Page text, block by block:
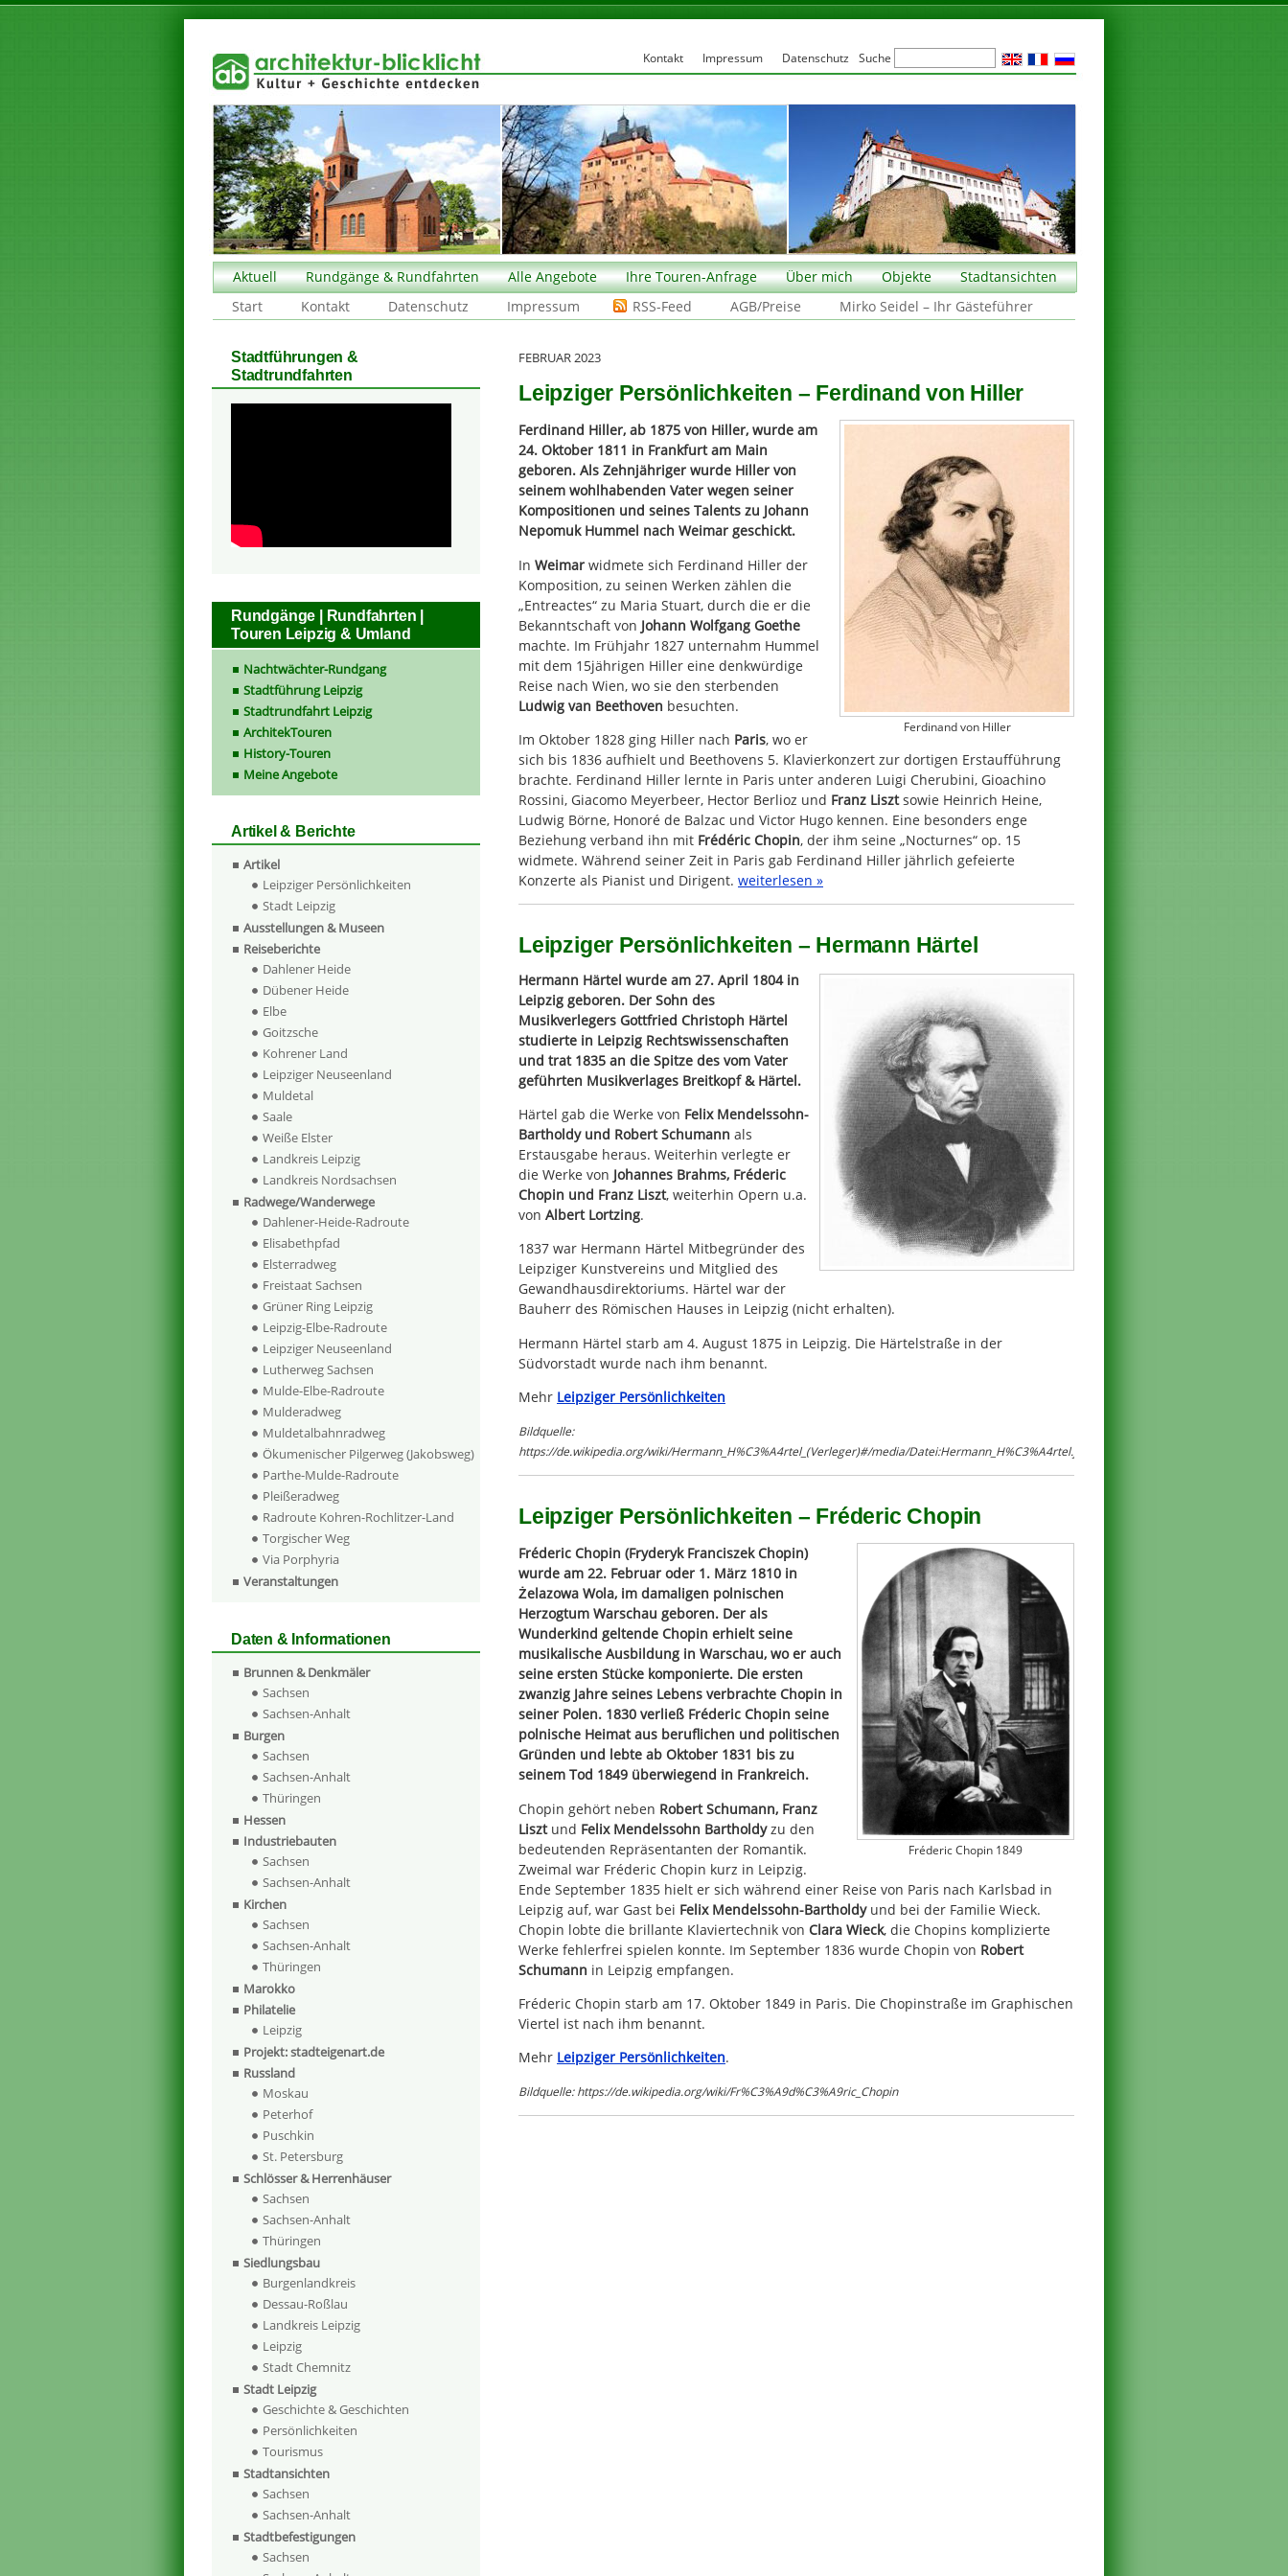
Aktuell Rundgänge & Rundfahrten Alle Angebote Ihre Touren-Anfrage Über mich Objekte
Stadtansichten
Start
Kontakt Datenschutz Impressum RSS-Feed AGB/Preise Mirko Seidel – Ihr Gästeführer
FEBRUAR 2023
Leipziger Persönlichkeiten – Ferdinand von Hiller
Ferdinand von Hiller
Ferdinand Hiller, ab 1875 von Hiller, wurde am
24. Oktober 1811 in Frankfurt am Main
geboren. Als Zehnjähriger wurde Hiller von
seinem wohlhabenden Vater wegen seiner
Kompositionen und seines Talents zu Johann
Nepomuk Hummel nach Weimar geschickt.
In Weimar widmete sich Ferdinand Hiller der
Komposition, zu seinen Werken zählen die
„Entreactes“ zu Maria Stuart, durch die er die
Bekanntschaft von Johann Wolfgang Goethe
machte. Im Frühjahr 1827 unternahm Hummel
mit dem 15jährigen Hiller eine denkwürdige
Reise nach Wien, wo sie den sterbenden
Ludwig van Beethoven besuchten.
Im Oktober 1828 ging Hiller nach Paris, wo er
sich bis 1836 aufhielt und Beethovens 5. Klavierkonzert zur dortigen Erstaufführung
brachte. Ferdinand Hiller lernte in Paris unter anderen Luigi Cherubini, Gioachino
Rossini, Giacomo Meyerbeer, Hector Berlioz und Franz Lisztsowie Heinrich Heine,
Ludwig Börne, Honoré de Balzac und Victor Hugo kennen. Eine besonders enge
Beziehung verband ihn mit Frédéric Chopin, der ihm seine „Nocturnes“ op. 15
widmete. Während seiner Zeit in Paris gab Ferdinand Hiller jährlich gefeierte
Konzerte als Pianist und Dirigent. weiterlesen »
Leipziger Persönlichkeiten – Hermann Härtel
Hermann Härtel wurde am 27. April 1804 in
Leipzig geboren. Der Sohn des
Musikverlegers Gottfried Christoph Härtel
studierte in Leipzig Rechtswissenschaften
und trat 1835 an die Spitze des vom Vater
geführten Musikverlages Breitkopf & Härtel.
Härtel gab die Werke von Felix Mendelssohn-
Bartholdy und Robert Schumann als
Erstausgabe heraus. Weiterhin verlegte er
die Werke von Johannes Brahms, Fréderic
Chopin und Franz Liszt, weiterhin Opern u.a.
von Albert Lortzing.
1837 war Hermann Härtel Mitbegründer des
Leipziger Kunstvereins und Mitglied des
Gewandhausdirektoriums. Härtel war der
Bauherr des Römischen Hauses in Leipzig (nicht erhalten).
Hermann Härtel starb am 4. August 1875 in Leipzig. Die Härtelstraße in der
Südvorstadt wurde nach ihm benannt.
Mehr Leipziger Persönlichkeiten
Bildquelle:
https://de.wikipedia.org/wiki/Hermann_H%C3%A4rtel_(Verleger)#/media/Datei:Hermann_H%C3%A4rtel.jpg
Leipziger Persönlichkeiten – Fréderic Chopin
Fréderic Chopin 1849
Fréderic Chopin (Fryderyk Franciszek Chopin)
wurde am 22. Februar oder 1. März 1810 in
Żelazowa Wola, im damaligen polnischen
Herzogtum Warschau geboren. Der als
Wunderkind geltende Chopin erhielt seine
musikalische Ausbildung in Warschau, wo er auch
seine ersten Stücke komponierte. Die ersten
zwanzig Jahre seines Lebens verbrachte Chopin in
seiner Polen. 1830 verließ Fréderic Chopin seine
polnische Heimat aus beruflichen und politischen
Gründen und lebte ab Oktober 1831 bis zu
seinem Tod 1849 überwiegend in Frankreich.
Chopin gehört neben Robert Schumann, Franz
Lisztund Felix Mendelssohn Bartholdyzu den
bedeutenden Repräsentanten der Romantik.
Zweimal war Fréderic Chopin kurz in Leipzig.
Ende September 1835 hielt er sich während einer Reise von Paris nach Karlsbad in
Leipzig auf, war Gast bei Felix Mendelssohn-Bartholdyund bei der Familie Wieck.
Chopin lobte die brillante Klaviertechnik von Clara Wieck, die Chopins komplizierte
Werke fehlerfrei spielen konnte. Im September 1836 wurde Chopin von Robert
Schumann in Leipzig empfangen.
Fréderic Chopin starb am 17. Oktober 1849 in Paris. Die Chopinstraße im Graphischen
Viertel ist nach ihm benannt.
Mehr Leipziger Persönlichkeiten.
Bildquelle: https://de.wikipedia.org/wiki/Fr%C3%A9d%C3%A9ric_Chopin
Stadtführungen &
Stadtrundfahrten
Rundgänge | Rundfahrten |
Touren Leipzig & Umland
Nachtwächter-Rundgang
Stadtführung Leipzig
Stadtrundfahrt Leipzig
ArchitekTouren
History-Touren
Meine Angebote
Artikel & Berichte
Artikel
Leipziger Persönlichkeiten
Stadt Leipzig
Ausstellungen & Museen
Reiseberichte
Dahlener Heide
Dübener Heide
Elbe
Goitzsche
Kohrener Land
Leipziger Neuseenland
Muldetal
Saale
Weiße Elster
Landkreis Leipzig
Landkreis Nordsachsen
Radwege/Wanderwege
Dahlener-Heide-Radroute
Elisabethpfad
Elsterradweg
Freistaat Sachsen
Grüner Ring Leipzig
Leipzig-Elbe-Radroute
Leipziger Neuseenland
Lutherweg Sachsen
Mulde-Elbe-Radroute
Mulderadweg
Muldetalbahnradweg
Ökumenischer Pilgerweg (Jakobsweg)
Parthe-Mulde-Radroute
Pleißeradweg
Radroute Kohren-Rochlitzer-Land
Torgischer Weg
Via Porphyria
Veranstaltungen
Daten & Informationen
Brunnen & Denkmäler
Sachsen
Sachsen-Anhalt
Burgen
Sachsen
Sachsen-Anhalt
Thüringen
Hessen
Industriebauten
Sachsen
Sachsen-Anhalt
Kirchen
Sachsen
Sachsen-Anhalt
Thüringen
Marokko
Philatelie
Leipzig
Projekt: stadteigenart.de
Russland
Moskau
Peterhof
Puschkin
St. Petersburg
Schlösser & Herrenhäuser
Sachsen
Sachsen-Anhalt
Thüringen
Siedlungsbau
Burgenlandkreis
Dessau-Roßlau
Landkreis Leipzig
Leipzig
Stadt Chemnitz
Stadt Leipzig
Geschichte & Geschichten
Persönlichkeiten
Tourismus
Stadtansichten
Sachsen
Sachsen-Anhalt
Stadtbefestigungen
Sachsen
Kontakt Impressum Datenschutz Suche